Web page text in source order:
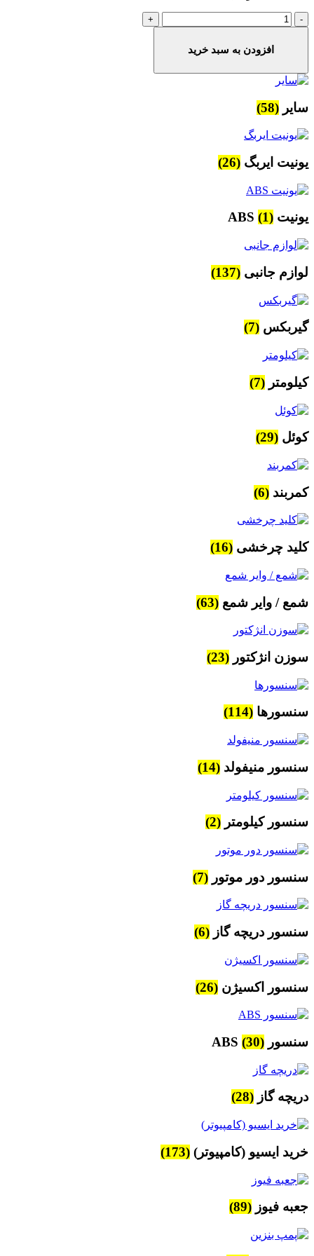
یونیت
ABS
کاپراافزودن به سبد خرید
سایر (58)
یونیت ایربگ (26)
یونیت ABS (1)
لوازم جانبی (137)
گیربکس (7)
کیلومتر (7)
کوئل (29)
کمربند (6)
کلید چرخشی (16)
شمع / وایر شمع (63)
سوزن انژکتور (23)
سنسورها (114)
سنسور منیفولد (14)
سنسور کیلومتر (2)
سنسور دور موتور (7)
سنسور دریچه گاز (6)
سنسور اکسیژن (26)
سنسور ABS (30)
دریچه گاز (28)
خرید ایسیو (کامپیوتر) (173)
جعبه فیوز (89)